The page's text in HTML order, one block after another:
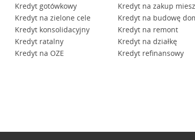
jej do zapisu haseł bankowych.
CA24 eBank.
formularzylubZarządzaj ustawieniami
Kredyt gotówkowy
Kredyt na zielone cele
Kredyt konsolidacyjny
Kredyt ratalny
Kredyt na OZE
Kredyt na zakup
Kredyt na budowę
Kredyt na remont
Kredyt na działkę
Kredyt refinansowy